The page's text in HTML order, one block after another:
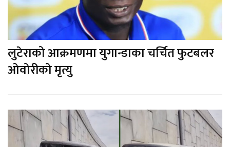
लुटेराको आक्रमणमा युगान्डाका चर्चित फुटबलर
ओवोरीको मृत्यु